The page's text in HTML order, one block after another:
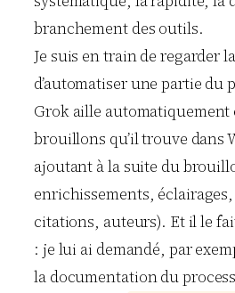
branchement des outils.
Je suis en train de regarder
d’automatiser une partie du
Grok aille
brouillons qu’il trouve dans
ajoutant à la suite du
enrichissements,
citations, auteurs). Et il le
: je lui ai demandé, par
la documentation du